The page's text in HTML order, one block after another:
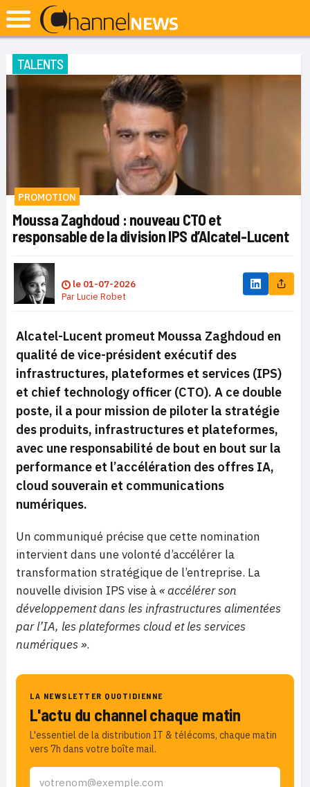
TALENTS
PROMOTION
Moussa Zaghdoud : nouveau CTO et
responsable de la division IPS d’Alcatel-Lucent
le 01-07-2026
ParLucie Robet
Alcatel-Lucent promeut Moussa Zaghdoud en
qualité de vice-président exécutif des
infrastructures, plateformes et services (IPS)
et chief technology officer (CTO). A ce double
poste, il a pour mission de piloter la stratégie
des produits, infrastructures et plateformes,
avec une responsabilité de bout en bout sur la
performance et l’accélération des offres IA,
cloud souverain et communications
numériques.
Un communiqué précise que cette nomination
intervient dans une volonté d’accélérer la
transformation stratégique de l’entreprise. La
nouvelle division IPS vise à« accélérer son
développement dans les infrastructures alimentées
par l’IA, les plateformes cloud et les services
numériques ».
LA NEWSLETTER QUOTIDIENNE
L'actu du channel chaque matin
L'essentiel de la distribution IT & télécoms, chaque matin
vers 7h dans votre boîte mail.